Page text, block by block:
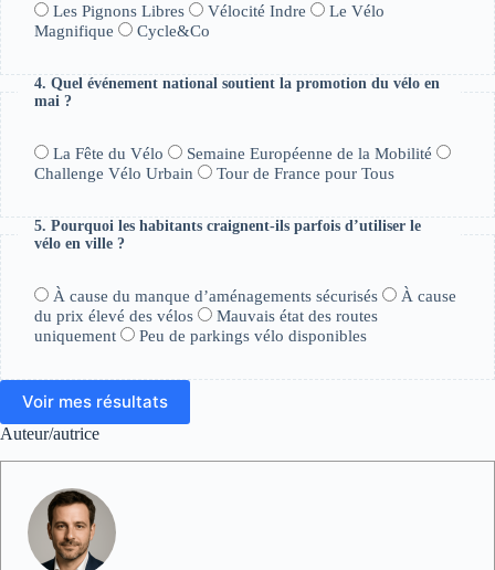
Les Pignons Libres Vélocité Indre
Le Vélo
Magnifique
Cycle&Co
4. Quel événement national soutient la promotion du vélo en
mai ?
La Fête du Vélo
Semaine Européenne de la Mobilité
Challenge Vélo Urbain
Tour de France pour Tous
5. Pourquoi les habitants craignent-ils parfois d’utiliser le
vélo en ville ?
À cause du manque d’aménagements sécurisés
À cause
du prix élevé des vélos
Mauvais état des routes
uniquement
Peu de parkings vélo disponibles
Voir mes résultats
Auteur/autrice